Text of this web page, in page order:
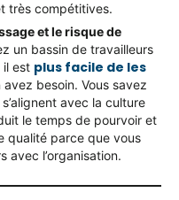
très compétitives.
et le risque de
un bassin de travailleurs
il est plus facile de les
besoin. Vous savez
avec la culture
le temps de pourvoir et
qualité parce que vous
avec l’organisation.